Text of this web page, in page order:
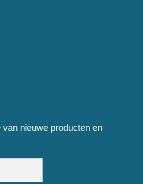
nieuwe producten en